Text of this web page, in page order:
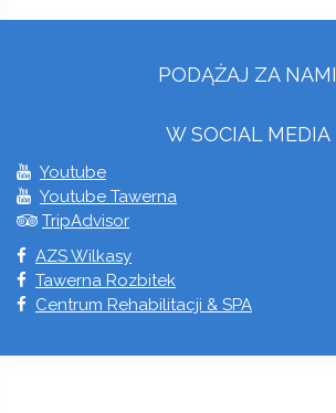
PODĄŻAJ ZA NAMI
W SOCIAL MEDIA
Youtube
Youtube Tawerna
TripAdvisor
AZS Wilkasy
Tawerna Rozbitek
Centrum Rehabilitacji & SPA